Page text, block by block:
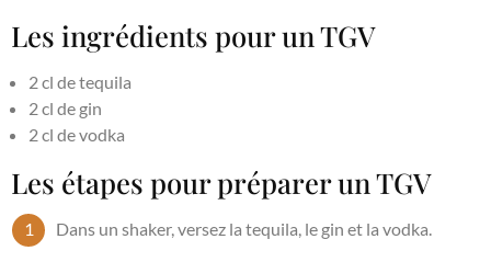
Les ingrédients pour un TGV
2 cl de tequila
2 cl de gin
2 cl de vodka
Les étapes pour préparer un TGV
Dans un shaker, versez la tequila, le gin et la vodka.